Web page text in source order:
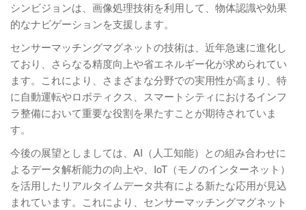
シンビジョンは、画像処理技術を利用して、物体認識や効果
的なナビゲーションを支援します。
センサーマッチングマグネットの技術は、近年急速に進化し
ており、さらなる精度向上や省エネルギー化が求められてい
ます。これにより、さまざまな分野での実用性が高まり、特
に自動運転やロボティクス、スマートシティにおけるインフ
ラ整備において重要な役割を果たすことが期待されていま
す。
今後の展望としましては、AI（人工知能）との組み合わせに
よるデータ解析能力の向上や、IoT（モノのインターネット）
を活用したリアルタイムデータ共有による新たな応用が見込
まれています。これにより、センサーマッチングマグネット